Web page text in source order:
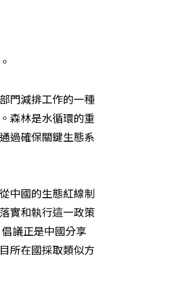
門減排工作的一種
森林是水循環的重
過確保關鍵生態系
中國的生態紅線制
實和執行這一政策
議正是中國分享
所在國採取類似方